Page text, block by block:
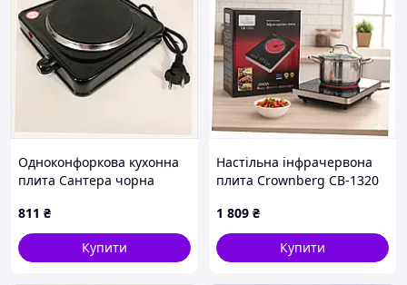
Одноконфоркова кухонна
плита Сантера чорна
811 ₴
Купити
Настільна інфрачервона
плита Crownberg CB-1320
1 809 ₴
Купити